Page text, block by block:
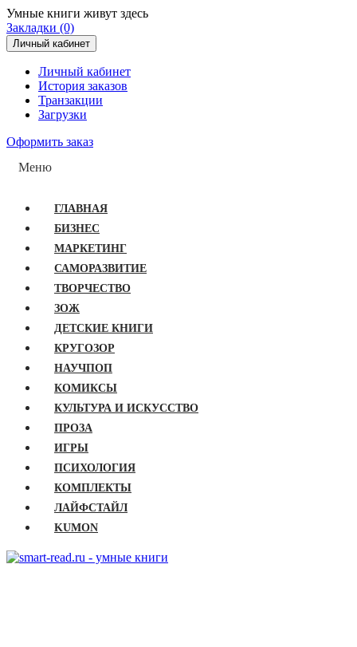
Умные книги живут здесь
Закладки (0)
Личный кабинет
Личный кабинет
История заказов
Транзакции
Загрузки
Оформить заказ
Меню
ГЛАВНАЯ
БИЗНЕС
МАРКЕТИНГ
САМОРАЗВИТИЕ
ТВОРЧЕСТВО
ЗОЖ
ДЕТСКИЕ КНИГИ
КРУГОЗОР
НАУЧПОП
КОМИКСЫ
КУЛЬТУРА И ИСКУССТВО
ПРОЗА
ИГРЫ
ПСИХОЛОГИЯ
КОМПЛЕКТЫ
ЛАЙФСТАЙЛ
KUMON